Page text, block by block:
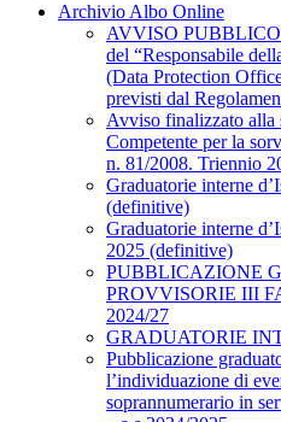
Archivio Albo Online
AVVISO PUBBLICO
del “Responsabile
(Data Protection
previsti dal
Avviso finalizzato alla
Competente per la
n. 81/2008. Triennio
Graduatorie interne
(definitive)
Graduatorie interne
2025 (definitive)
PUBBLICAZIONE
PROVVISORIE III
2024/27
GRADUATORIE
Pubblicazione
l’individuazione di
soprannumerario in